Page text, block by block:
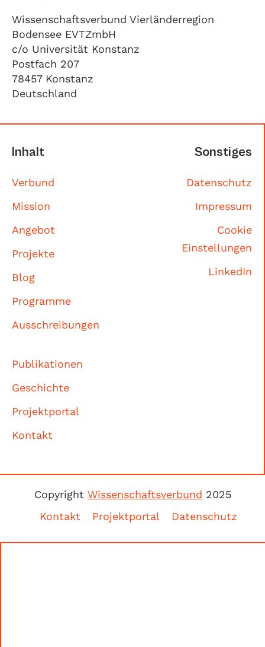
Wissenschaftsverbund Vierländerregion
Bodensee EVTZmbH
c/o Universität Konstanz
Postfach 207
78457 Konstanz
Deutschland
Inhalt
Verbund
Mission
Angebot
Projekte
Blog
Programme
Ausschreibungen
Publikationen
Geschichte
Projektportal
Kontakt
Sonstiges
Datenschutz
Impressum
Cookie
Einstellungen
LinkedIn
Copyright Wissenschaftsverbund 2025
Kontakt
Projektportal Datenschutz